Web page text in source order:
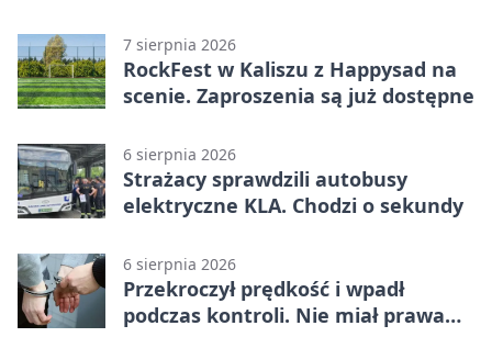
7 sierpnia 2026
RockFest w Kaliszu z Happysad na
scenie. Zaproszenia są już dostępne
6 sierpnia 2026
Strażacy sprawdzili autobusy
elektryczne KLA. Chodzi o sekundy
6 sierpnia 2026
Przekroczył prędkość i wpadł
podczas kontroli. Nie miał prawa